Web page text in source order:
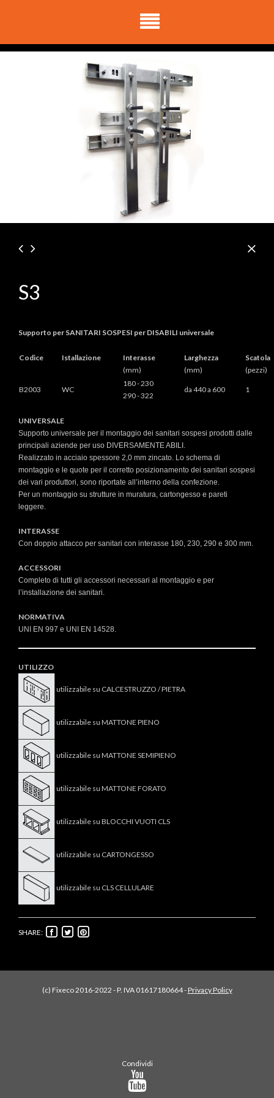
S3
Supporto per SANITARI SOSPESI per DISABILI universale
Codice Istallazione
Interasse
(mm)
Larghezza
(mm)
Scatola
(pezzi)
B2003 WC
180 - 230
290 - 322
da 440 a 600 1
UNIVERSALE
Supporto universale per il montaggio dei sanitari sospesi prodotti dalle
principali aziende per uso DIVERSAMENTE ABILI.
Realizzato in acciaio spessore 2,0 mm zincato. Lo schema di
montaggio e le quote per il corretto posizionamento dei sanitari sospesi
dei vari produttori, sono riportate all’interno della confezione.
Per un montaggio su strutture in muratura, cartongesso e pareti
leggere.
INTERASSE
Con doppio attacco per sanitari con interasse 180, 230, 290 e 300 mm.
ACCESSORI
Completo di tutti gli accessori necessari al montaggio e per
l’installazione dei sanitari.
NORMATIVA
UNI EN 997 e UNI EN 14528.
UTILIZZO
utilizzabile su CALCESTRUZZO / PIETRA
utilizzabile su MATTONE PIENO
utilizzabile su MATTONE SEMIPIENO
utilizzabile su MATTONE FORATO
utilizzabile su BLOCCHI VUOTI CLS
utilizzabile su CARTONGESSO
utilizzabile su CLS CELLULARE
SHARE:
(c) Fixeco 2016-2022 - P. IVA 01617180664 -Privacy Policy
Condividi